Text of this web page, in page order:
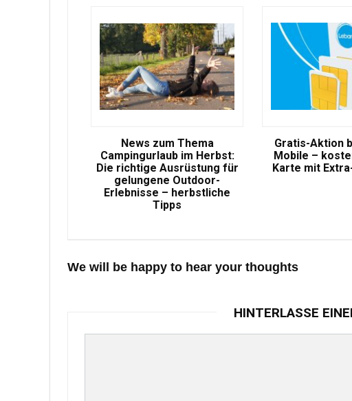
News zum Thema
Campingurlaub im Herbst:
Die richtige Ausrüstung für
gelungene Outdoor-
Erlebnisse – herbstliche
Tipps
Gratis-Aktion
Mobile –
Karte mit
We will be happy to hear your thoughts
HINTERLASSE